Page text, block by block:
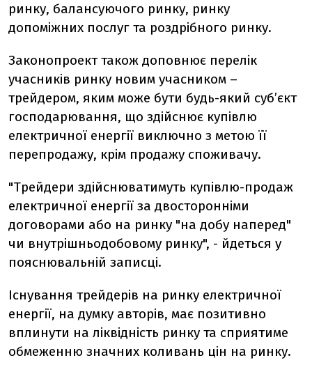
ринку, балансуючого ринку, ринку
допоміжних послуг та роздрібного ринку.
Законопроект також доповнює перелік
учасників ринку новим учасником –
трейдером, яким може бути будь-який суб’єкт
господарювання, що здійснює купівлю
електричної енергії виключно з метою її
перепродажу, крім продажу споживачу.
"Трейдери здійснюватимуть купівлю-продаж
електричної енергії за двосторонніми
договорами або на ринку "на добу наперед"
чи внутрішньодобовому ринку", - йдеться у
пояснювальній записці.
Існування трейдерів на ринку електричної
енергії, на думку авторів, має позитивно
вплинути на ліквідність ринку та сприятиме
обмеженню значних коливань цін на ринку.